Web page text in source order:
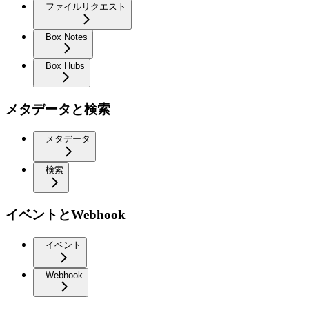
ファイルリクエスト
Box Notes
Box Hubs
メタデータと検索
メタデータ
検索
イベントとWebhook
イベント
Webhook